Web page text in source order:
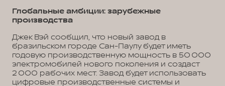
Глобальные амбиции: зарубежные
производства
Джек Вэй сообщил, что новый завод в
бразильском городе Сан-Паулу будет иметь
годовую производственную мощность в 50 000
электромобилей нового поколения и создаст
2 000 рабочих мест. Завод будет использовать
цифровые производственные системы и